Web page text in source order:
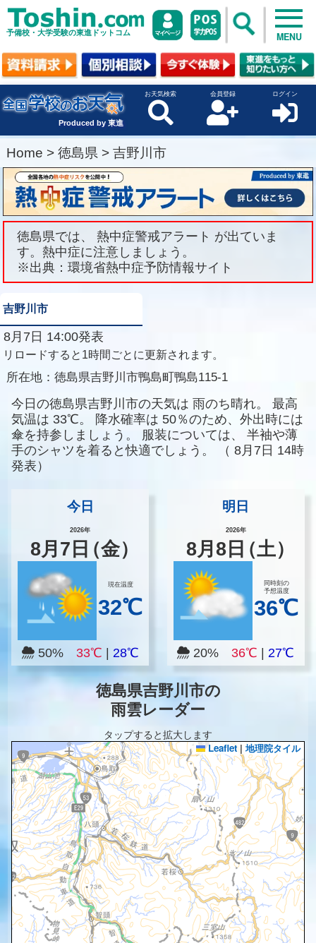
予備校・大学受験の東進ドットコム MENU
Produced by 東進
お天気検索 会員登録 ログイン
Home > 徳島県 > 吉野川市
徳島県では、 熱中症警戒アラート が出ていま
す。熱中症に注意しましょう。
※出典：環境省熱中症予防情報サイト
吉野川市
8月7日 14:00発表
リロードすると1時間ごとに更新されます。
所在地： 徳島県吉野川市鴨島町鴨島115-1
今日の徳島県吉野川市の天気は 雨のち晴れ。
最高
気温は 33℃。 降水確率は 50％のため、外出時には
傘を持参しましょう。
服装については、
半袖や薄
手のシャツを着ると快適でしょう。
（ 8月7日 14時
発表）
今日
2026年
8月 7 日（金）
現在温度
32℃
50% 33℃ 28℃
明日
2026年
8月8 日（土）
同時刻の
予想温度
36℃
20% 36℃ |27℃
徳島県吉野川市の
雨雲レーダー
タップすると拡大します
Leaflet | 地理院タイル